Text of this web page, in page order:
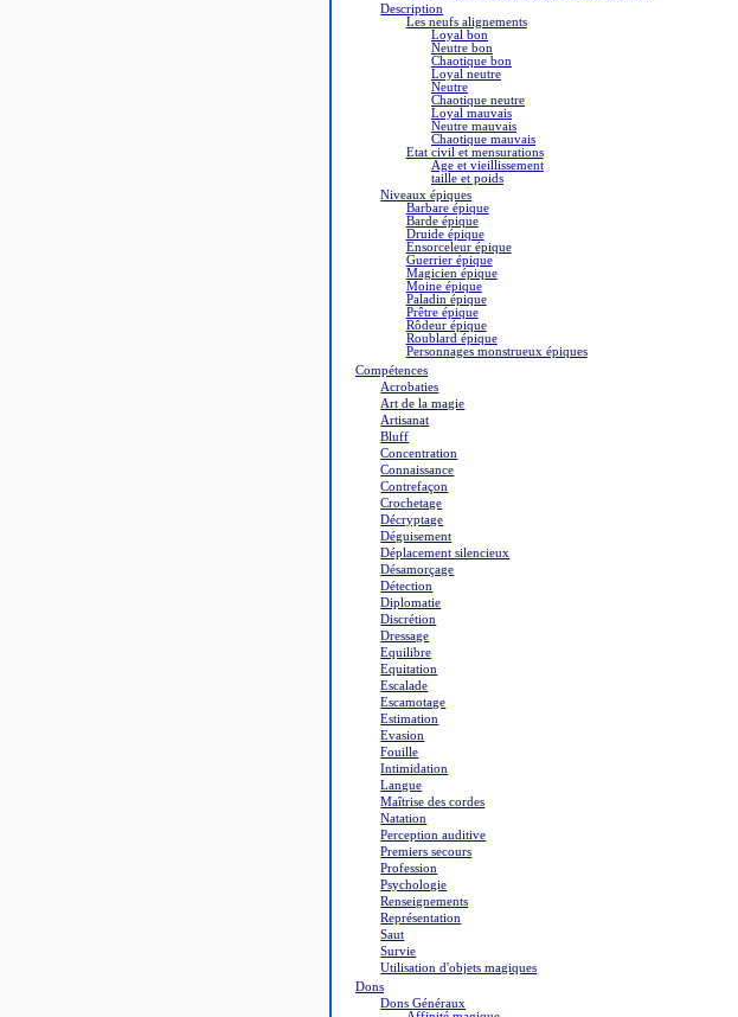
Description
Les neufs alignements
Loyal bon
Neutre bon
Chaotique bon
Loyal neutre
Neutre
Chaotique neutre
Loyal mauvais
Neutre mauvais
Chaotique mauvais
Etat civil et mensurations
Age et vieillissement
taille et poids
Niveaux épiques
Barbare épique
Barde épique
Druide épique
Ensorceleur épique
Guerrier épique
Magicien épique
Moine épique
Paladin épique
Prêtre épique
Rôdeur épique
Roublard épique
Personnages monstrueux épiques
Compétences
Acrobaties
Art de la magie
Artisanat
Bluff
Concentration
Connaissance
Contrefaçon
Crochetage
Décryptage
Déguisement
Déplacement silencieux
Désamorçage
Détection
Diplomatie
Discrétion
Dressage
Equilibre
Equitation
Escalade
Escamotage
Estimation
Evasion
Fouille
Intimidation
Langue
Maîtrise des cordes
Natation
Perception auditive
Premiers secours
Profession
Psychologie
Renseignements
Représentation
Saut
Survie
Utilisation d'objets magiques
Dons
Dons Généraux